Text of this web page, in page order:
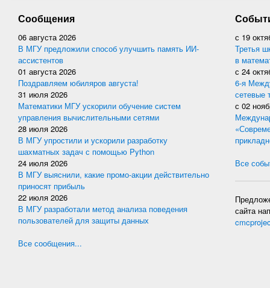
Сообщения
06 августа 2026
В МГУ предложили способ улучшить память ИИ-
ассистентов
01 августа 2026
Поздравляем юбиляров августа!
31 июля 2026
Математики МГУ ускорили обучение систем
управления вычислительными сетями
28 июля 2026
В МГУ упростили и ускорили разработку
шахматных задач с помощью Python
24 июля 2026
В МГУ выяснили, какие промо-акции действительно
приносят прибыль
22 июля 2026
В МГУ разработали метод анализа поведения
пользователей для защиты данных
Все сообщения...
с 19
Третья
в
с 24
6-я
сетевые
с 02
Все
сайта